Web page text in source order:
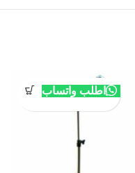
اطلب واتساب